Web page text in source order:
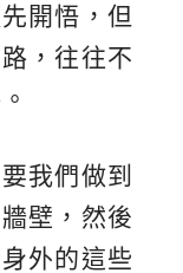
開悟，但
，往往不
我們做到
壁，然後
外的這些